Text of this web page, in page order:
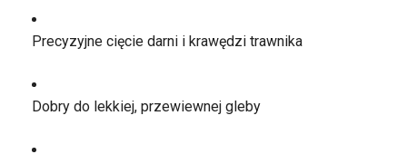
Precyzyjne cięcie darni i krawędzi trawnika
Dobry do lekkiej, przewiewnej gleby